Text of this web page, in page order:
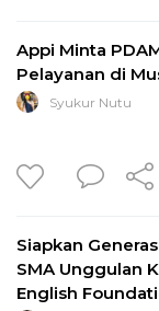
Appi Minta
Pelayanan di
Syukur Nutu
Siapkan
SMA Unggulan
English